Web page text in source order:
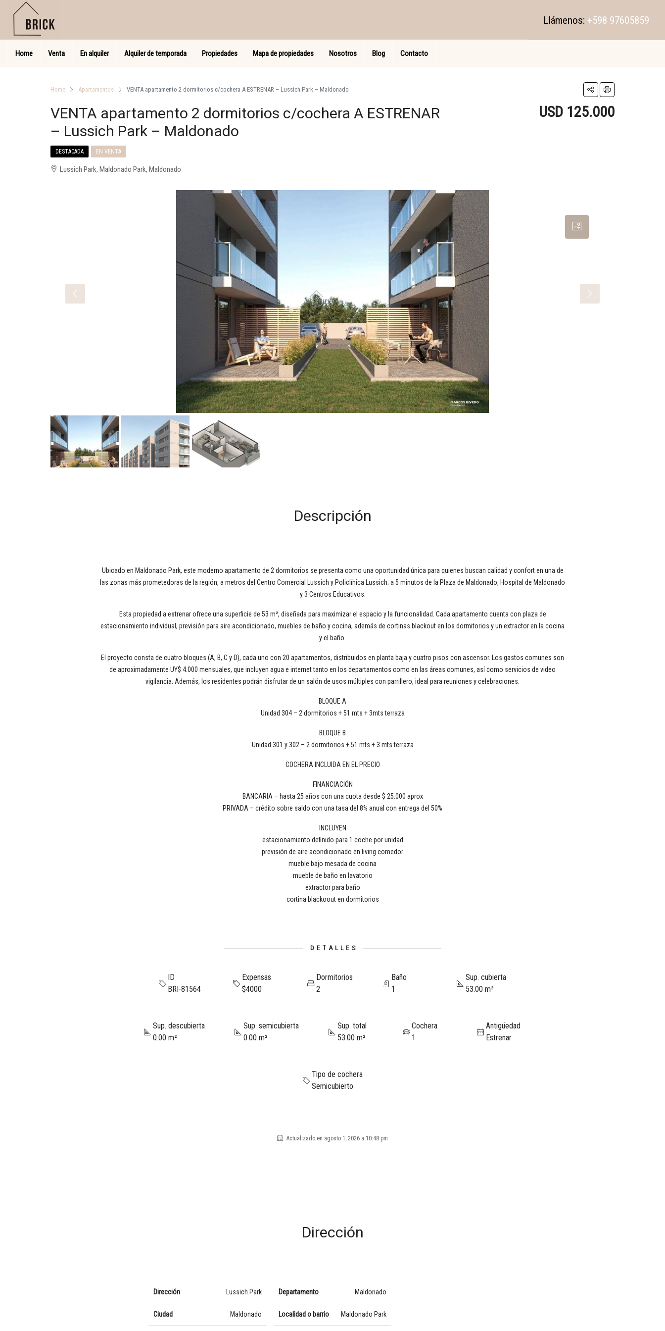
Llámenos: +598 97605859
Home Venta En alquiler Alquiler de temporada Propiedades Mapa de propiedades Nosotros Blog Contacto
Home Apartamentos VENTA apartamento 2 dormitorios c/cochera A ESTRENAR – Lussich Park – Maldonado
VENTA apartamento 2 dormitorios c/cochera A ESTRENAR
– Lussich Park – Maldonado
USD 125.000
DESTACADA EN VENTA
Lussich Park, Maldonado Park, Maldonado
Descripción
Ubicado en Maldonado Park, este moderno apartamento de 2 dormitorios se presenta como una oportunidad única para quienes buscan calidad y confort en una de
las zonas más prometedoras de la región, a metros del Centro Comercial Lussich y Policlínica Lussich; a 5 minutos de la Plaza de Maldonado, Hospital de Maldonado
y 3 Centros Educativos.
Esta propiedad a estrenar ofrece una superficie de 53 m², diseñada para maximizar el espacio y la funcionalidad. Cada apartamento cuenta con plaza de
estacionamiento individual, previsión para aire acondicionado, muebles de baño y cocina, además de cortinas blackout en los dormitorios y un extractor en la cocina
y el baño.
El proyecto consta de cuatro bloques (A, B, C y D), cada uno con 20 apartamentos, distribuidos en planta baja y cuatro pisos con ascensor. Los gastos comunes son
de aproximadamente UY$ 4.000 mensuales, que incluyen agua e internet tanto en los departamentos como en las áreas comunes, así como servicios de video
vigilancia. Además, los residentes podrán disfrutar de un salón de usos múltiples con parrillero, ideal para reuniones y celebraciones.
BLOQUE A
Unidad 304 – 2 dormitorios + 51 mts + 3mts terraza
BLOQUE B
Unidad 301 y 302 – 2 dormitorios + 51 mts + 3 mts terraza
COCHERA INCLUIDA EN EL PRECIO
FINANCIACIÓN
BANCARIA – hasta 25 años con una cuota desde $ 25.000 aprox
PRIVADA – crédito sobre saldo con una tasa del 8% anual con entrega del 50%
INCLUYEN
estacionamiento definido para 1 coche por unidad
previsión de aire acondicionado en living comedor
mueble bajo mesada de cocina
mueble de baño en lavatorio
extractor para baño
cortina blackoout en dormitorios
DETALLES
ID
BRI-81564
Expensas
$4000
Dormitorios
2
Baño
1
Sup. cubierta
53.00 m²
Sup. descubierta
0.00 m²
Sup. semicubierta
0.00 m²
Sup. total
53.00 m²
Cochera
1
Antigüedad
Estrenar
Tipo de cochera
Semicubierto
Actualizado en agosto 1, 2026 a 10:48 pm
Dirección
Dirección Lussich Park
Ciudad Maldonado
Departamento Maldonado
Localidad o barrio Maldonado Park